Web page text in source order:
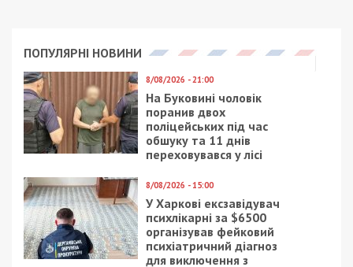
ПОПУЛЯРНІ НОВИНИ
8/08/2026 - 21:00
На Буковині чоловік
поранив двох
поліцейських під час
обшуку та 11 днів
переховувався у лісі
8/08/2026 - 15:00
У Харкові ексзавідувач
психлікарні за $6500
організував фейковий
психіатричний діагноз
для виключення з